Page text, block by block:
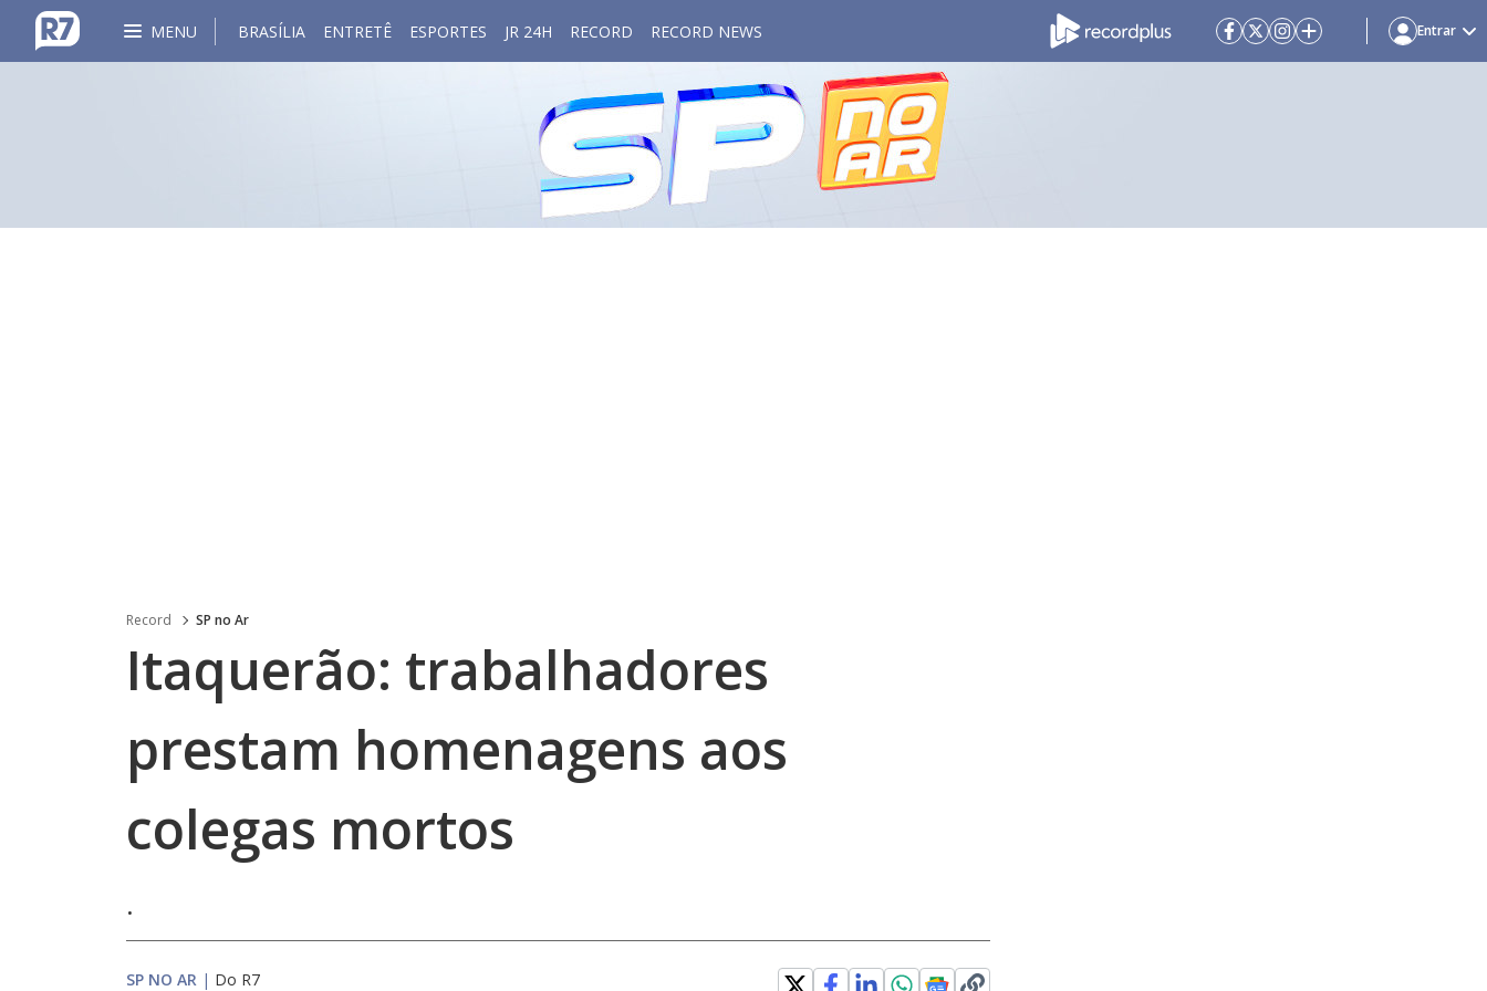
MENU BRASÍLIA ENTRETÊ ESPORTES JR 24H RECORD RECORD NEWS Entrar
Record SP no Ar
Itaquerão: trabalhadores
prestam homenagens aos
colegas mortos
.
SP NO AR | Do R7